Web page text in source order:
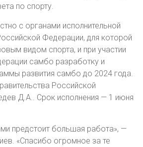
по спорту.
с органами исполнительной
Федерации, для которой
видом спорта, и при участии
самбо разработку и
развития самбо до 2024 года.
Российской
Д.А.. Срок исполнения — 1 июня
предстоит большая работа», —
«Спасибо огромное за те